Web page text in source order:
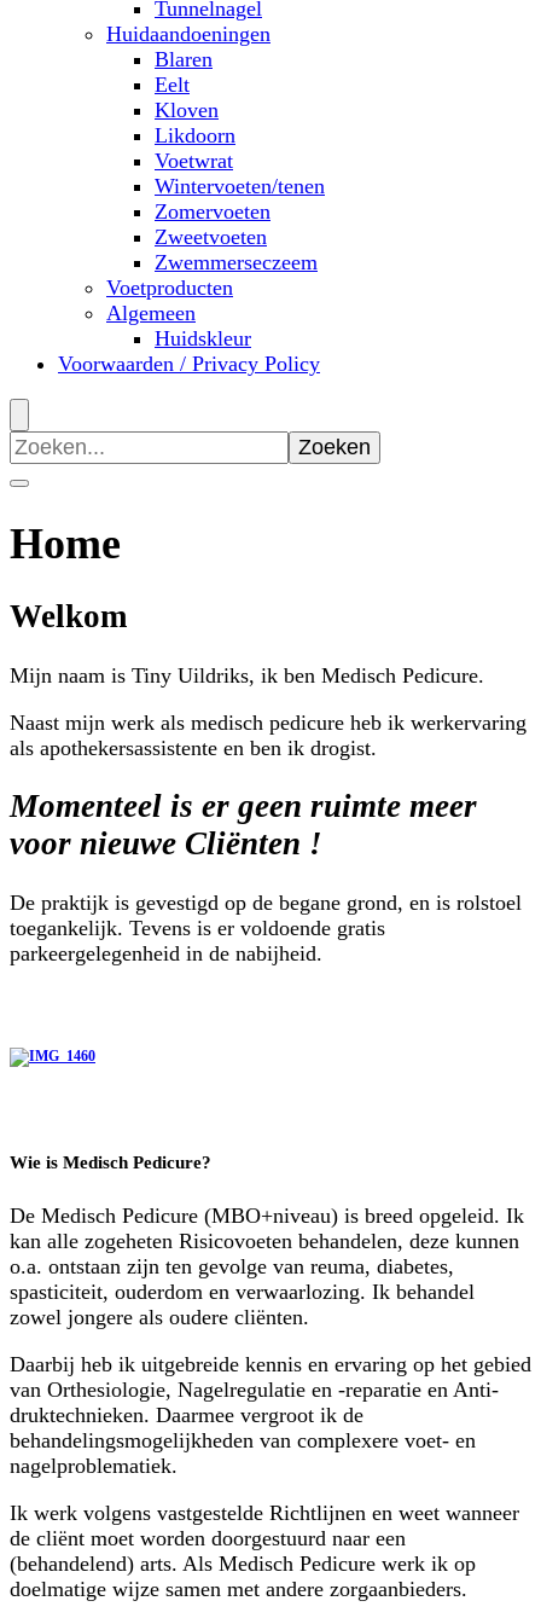
Tunnelnagel
Huidaandoeningen
Blaren
Eelt
Kloven
Likdoorn
Voetwrat
Wintervoeten/tenen
Zomervoeten
Zweetvoeten
Zwemmerseczeem
Voetproducten
Algemeen
Huidskleur
Voorwaarden / Privacy Policy
Zoeken
naar:
Home
Welkom
Mijn naam is Tiny Uildriks, ik ben Medisch Pedicure.
Naast mijn werk als medisch pedicure heb ik werkervaring
als apothekersassistente en ben ik drogist.
Momenteel is er geen ruimte meer
voor nieuwe Cliënten !
De praktijk is gevestigd op de begane grond, en is rolstoel
toegankelijk. Tevens is er voldoende gratis
parkeergelegenheid in de nabijheid.
Wie is Medisch Pedicure?
De Medisch Pedicure (MBO+niveau) is breed opgeleid. Ik
kan alle zogeheten Risicovoeten behandelen, deze kunnen
o.a. ontstaan zijn ten gevolge van reuma, diabetes,
spasticiteit, ouderdom en verwaarlozing. Ik behandel
zowel jongere als oudere cliënten.
Daarbij heb ik uitgebreide kennis en ervaring op het gebied
van Orthesiologie, Nagelregulatie en -reparatie en Anti-
druktechnieken. Daarmee vergroot ik de
behandelingsmogelijkheden van complexere voet- en
nagelproblematiek.
Ik werk volgens vastgestelde Richtlijnen en weet wanneer
de cliënt moet worden doorgestuurd naar een
(behandelend) arts. Als Medisch Pedicure werk ik op
doelmatige wijze samen met andere zorgaanbieders.